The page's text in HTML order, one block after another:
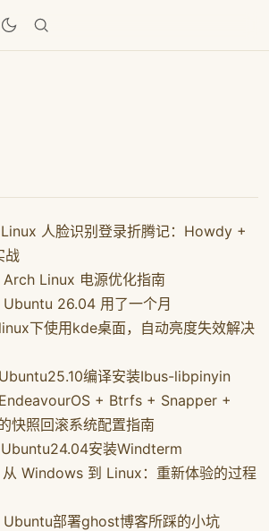
Linux 人脸识别登录折腾记：Howdy +
战
Arch Linux 电源优化指南
Ubuntu 26.04 用了一个月
linux下使用kde桌面，自动亮度失效解决
Ubuntu25.10编译安装Ibus-libpinyin
EndeavourOS + Btrfs + Snapper +
快照回滚系统配置指南
Ubuntu24.04安装Windterm
从 Windows 到 Linux：重新体验的过程
Ubuntu部署ghost博客所踩的小坑